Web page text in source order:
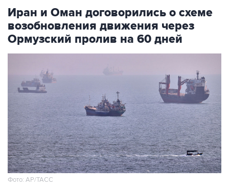
Иран и Оман договорились о схеме
возобновления движения через
Ормузский пролив на 60 дней
Фото: AP/ТАСС